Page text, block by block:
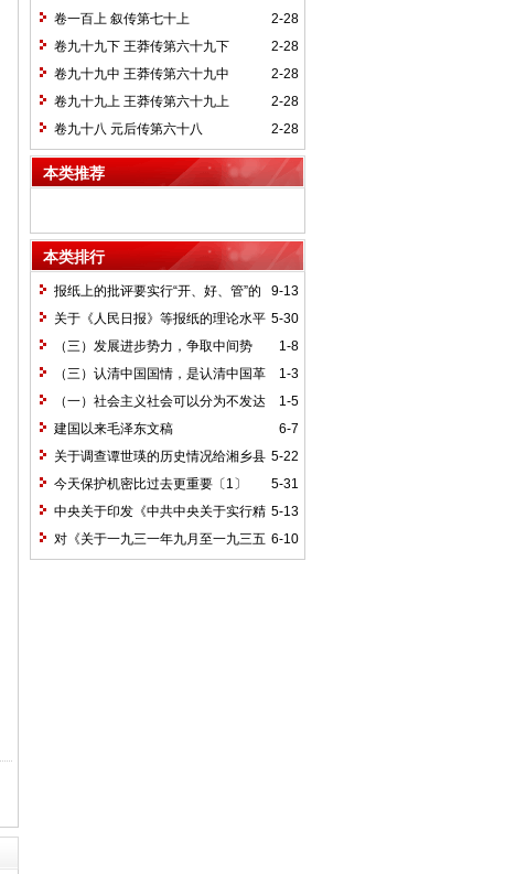
2-28
卷一百上 叙传第七十上
2-28
卷九十九下 王莽传第六十九下
2-28
卷九十九中 王莽传第六十九中
2-28
卷九十九上 王莽传第六十九上
2-28
卷九十八 元后传第六十八
本类推荐
本类排行
9-13
报纸上的批评要实行“开、好、管”的
方针*
5-30
关于《人民日报》等报纸的理论水平
的批语〔1〕
1-8
（三）发展进步势力，争取中间势
力，孤立顽固势力
1-3
（三）认清中国国情，是认清中国革
命一切问题的基本依据
1-5
（一）社会主义社会可以分为不发达
和比较发达两个阶段
6-7
建国以来毛泽东文稿
5-22
关于调查谭世瑛的历史情况给湘乡县
委的信和给谭世瑛的复信
5-31
今天保护机密比过去更重要〔1〕
5-13
中央关于印发《中共中央关于实行精
兵简政、增产节约、反对贪污、反对浪费
和反对官僚主义的决定》的通知和毛泽东
6-10
对《关于一九三一年九月至一九三五